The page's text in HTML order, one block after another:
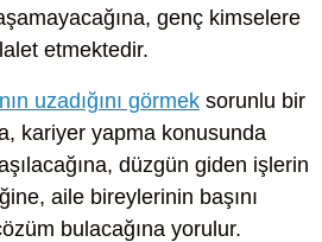
genç kimselere
etmektedir.
uzadığını görmek sorunlu bir
kariyer yapma konusunda
düzgün giden işlerin
aile bireylerinin başını
bulacağına yorulur.